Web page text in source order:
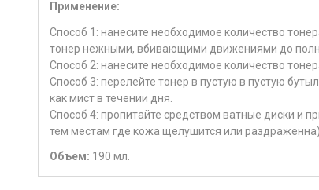
Применение:
Способ 1: нанесите необходимое количество
тонер нежными, вбивающими движениями до
Способ 2: нанесите необходимое количество
Способ 3: перелейте тонер в пустую в пустую
как мист в течении дня.
Способ 4: пропитайте средством ватные диски и
тем местам где кожа щелушится или раздраженна)
Объем: 190 мл.